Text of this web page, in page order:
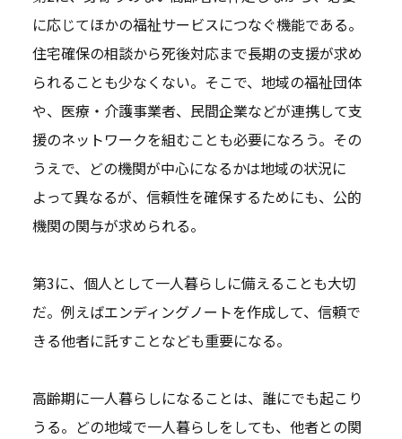
に応じてほかの福祉サービスにつなぐ機能である。
住宅確保の相談から死後対応まで長期の支援が求め
られることも少なくない。そこで、地域の福祉団体
や、医療・介護事業者、民間企業などが連携して支
援のネットワークを組むことも必要になろう。その
うえで、どの機関が中心になるかは地域の状況に
よって異なるが、信頼性を確保するためにも、公的
機関の関与が求められる。
第3に、個人として一人暮らしに備えることも大切
だ。例えばエンディングノートを作成して、信頼で
きる他者に託すことなども重要になる。
高齢期に一人暮らしになることは、誰にでも起こり
うる。どの地域で一人暮らしをしても、他者との関